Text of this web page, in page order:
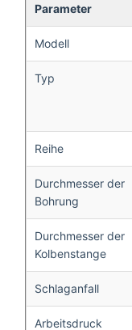
Parameter
Modell
Typ
Reihe
Durchmesser der
Bohrung
Durchmesser der
Kolbenstange
Schlaganfall
Arbeitsdruck